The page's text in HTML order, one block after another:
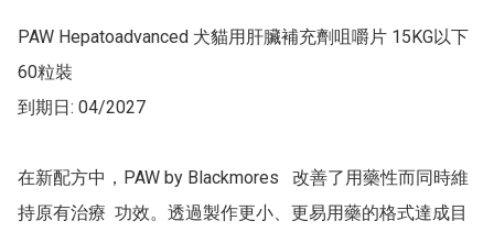
PAW Hepatoadvanced 犬貓用肝臟補充劑咀嚼片 15KG以下
60粒裝
到期日: 04/2027
在新配方中，PAW by Blackmores   改善了用藥性而同時維
持原有治療  功效。透過製作更小、更易用藥的格式達成目